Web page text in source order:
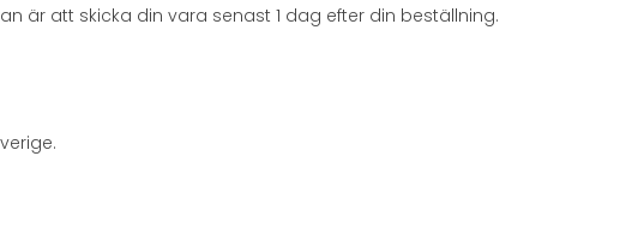
är att skicka din vara senast 1 dag efter din beställning.